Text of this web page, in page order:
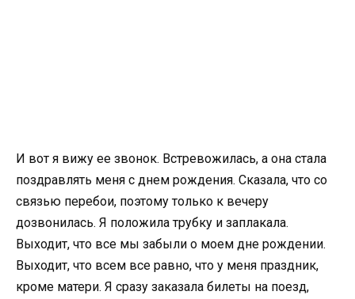
И вот я вижу ее звонок. Встревожилась, а она стала
поздравлять меня с днем рождения. Сказала, что со
связью перебои, поэтому только к вечеру
дозвонилась. Я положила трубку и заплакала.
Выходит, что все мы забыли о моем дне рождении.
Выходит, что всем все равно, что у меня праздник,
кроме матери. Я сразу заказала билеты на поезд,